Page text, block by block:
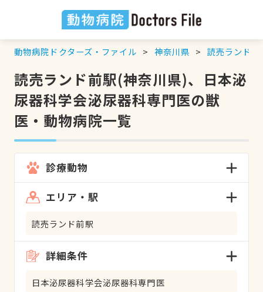
動物病院ドクターズ・ファイル 神奈川県 読売ランド前
読売ランド前駅(神奈川県)、日本泌
尿器科学会泌尿器科専門医の獣
医・動物病院一覧
診療動物
エリア・駅
読売ランド前駅
詳細条件
日本泌尿器科学会泌尿器科専門医